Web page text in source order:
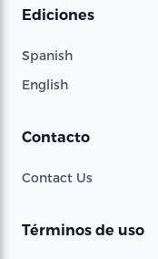
Ediciones
Spanish
English
Contacto
Contact Us
Términos de uso